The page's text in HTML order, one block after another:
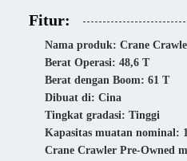
Fitur:
Nama produk: Crane
Berat Operasi: 48,6 T
Berat dengan Boom: 61 T
Dibuat di: Cina
Tingkat gradasi: Tinggi
Kapasitas muatan nominal:
Crane Crawler Pre-Owned